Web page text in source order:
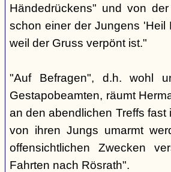
Händedrückens" und von
schon einer der Jungens 'Heil
weil der Gruss verpönt ist."
"Auf Befragen", d.h. wohl
Gestapobeamten, räumt
an den abendlichen Treffs
von ihren Jungs umarmt
offensichtlichen Zwecken
Fahrten nach Rösrath".